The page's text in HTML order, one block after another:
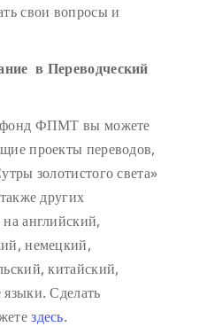
свои вопросы и
в Переводческий
фонд ФПМТ вы можете
проекты переводов,
золотистого света»
других
английский,
немецкий,
китайский,
Сделать
здесь.